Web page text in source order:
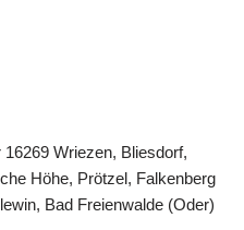
Wriezen, Bliesdorf,
Höhe, Prötzel, Falkenberg
Bad Freienwalde (Oder)